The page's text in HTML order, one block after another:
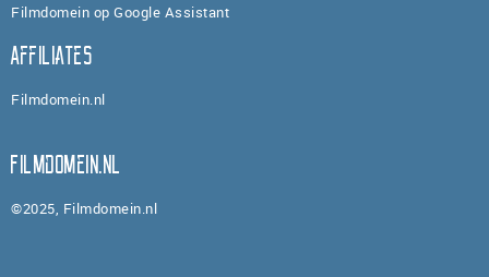
Filmdomein op Google Assistant
Affiliates
Filmdomein.nl
Filmdomein.nl
©2025, Filmdomein.nl